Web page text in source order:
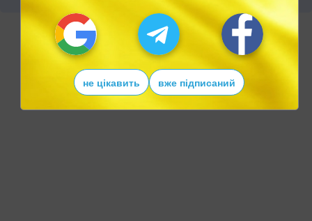
не цікавить вже підписаний